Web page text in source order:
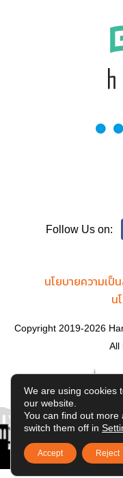
Follow Us on:
นโยบายความเป็
น
Copyright 2019-2026
All
We are using cookies
our website.
You can find out
switch them off in
Accept Reject